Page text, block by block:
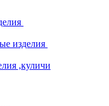
изделия
,куличи